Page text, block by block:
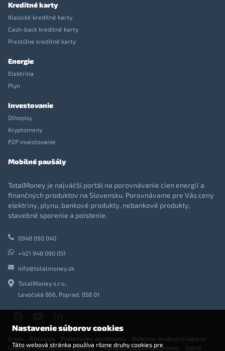
Kreditné karty
Klasické kreditné karty
Cash-back kreditné karty
Prestížne kreditné karty
Energie
Elektrina
Plyn
Investovanie
Dlhopisy
Kryptomeny
P2P investovanie
Mobilné paušály
TotalMoney je najväčší portál na porovnávanie cien energií a
finančných produktov na Slovensku. Porovnávame pre Vás ceny
elektriny, plynu, bankové produkty, nebankové produkty,
stavebné sporenie a poistenie.
0948 090 040
+421 948 090 051
info@totalmoney.sk
TotalMoney s.r.o.,
Levočská 866, Poprad, 058 01
Cookies-Nastavenia cookies -Finančné sprostredkovanie
Nastavenie súborov cookies
Táto webová stránka používa rôzne druhy cookies pre